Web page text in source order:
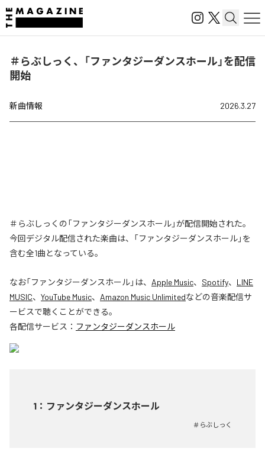
＃らぶしっく、「ファンタジーダンスホール」を配信
開始
新曲情報 2026.3.27
＃らぶしっくの「ファンタジーダンスホール」が配信開始された。
今回デジタル配信された楽曲は、「ファンタジーダンスホール」を
含む全1曲となっている。
なお「ファンタジーダンスホール」は、 Apple Music、 Spotify、 LINE
MUSIC、 YouTube Music、 Amazon Music Unlimitedなどの音楽配信サ
ービスで聴くことができる。
各配信サービス： ファンタジーダンスホール
1 ： ファンタジーダンスホール
＃らぶしっく